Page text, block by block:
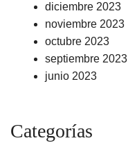
diciembre 2023
noviembre 2023
octubre 2023
septiembre 2023
junio 2023
Categorías